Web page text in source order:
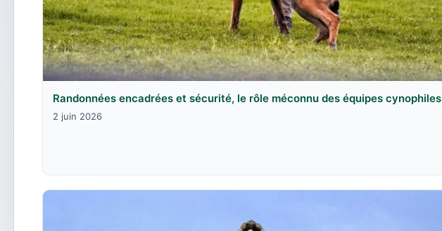
Randonnées encadrées et sécurité, le rôle méconnu des équipes cynophiles
2 juin 2026